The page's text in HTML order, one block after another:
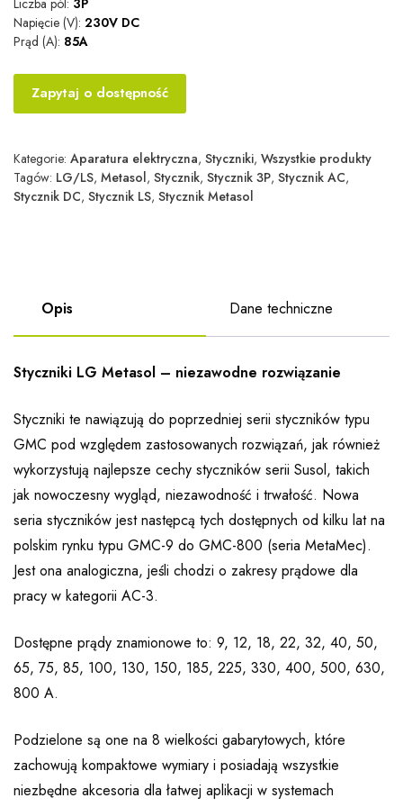
Liczba pól: 3P
Napięcie (V): 230V DC
Prąd (A): 85A
Zapytaj o dostępność
Kategorie: Aparatura elektryczna, Styczniki, Wszystkie produkty
Tagów: LG/LS, Metasol, Stycznik, Stycznik 3P, Stycznik AC,
Stycznik DC, Stycznik LS, Stycznik Metasol
Opis Dane techniczne
Styczniki LG Metasol – niezawodne rozwiązanie
Styczniki te nawiązują do poprzedniej serii styczników typu
GMC pod względem zastosowanych rozwiązań, jak również
wykorzystują najlepsze cechy styczników serii Susol, takich
jak nowoczesny wygląd, niezawodność i trwałość. Nowa
seria styczników jest następcą tych dostępnych od kilku lat na
polskim rynku typu GMC-9 do GMC-800 (seria MetaMec).
Jest ona analogiczna, jeśli chodzi o zakresy prądowe dla
pracy w kategorii AC-3.
Dostępne prądy znamionowe to: 9, 12, 18, 22, 32, 40, 50,
65, 75, 85, 100, 130, 150, 185, 225, 330, 400, 500, 630,
800 A.
Podzielone są one na 8 wielkości gabarytowych, które
zachowują kompaktowe wymiary i posiadają wszystkie
niezbędne akcesoria dla łatwej aplikacji w systemach